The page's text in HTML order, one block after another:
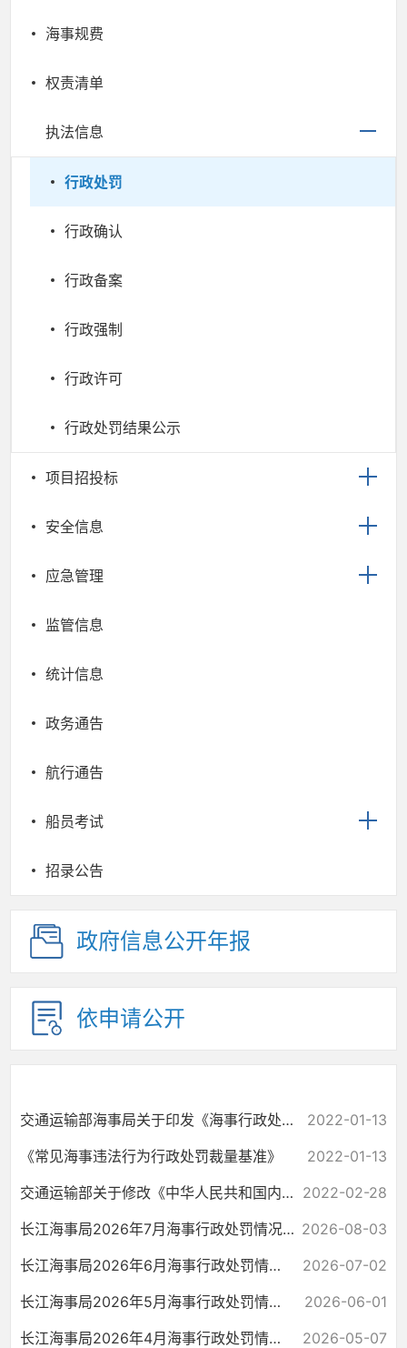
海事规费
权责清单
执法信息
行政处罚
行政确认
行政备案
行政强制
行政许可
行政处罚结果公示
项目招投标
安全信息
应急管理
监管信息
统计信息
政务通告
航行通告
船员考试
招录公告
政府信息公开年报
依申请公开
交通运输部海事局关于印发《海事行政处罚实施细则》的通知
2022-01-13
《常见海事违法行为行政处罚裁量基准》
2022-01-13
交通运输部关于修改《中华人民共和国内河海事行政处罚规定》的决定 2022-02-28
长江海事局2026年7月海事行政处罚情况统计 2026-08-03
长江海事局2026年6月海事行政处罚情况统计
2026-07-02
长江海事局2026年5月海事行政处罚情况统计
2026-06-01
长江海事局2026年4月海事行政处罚情况统计
2026-05-07